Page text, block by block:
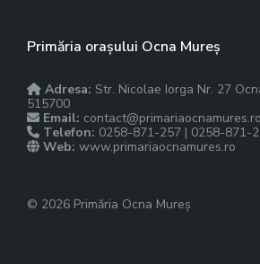
Primăria orașului Ocna Mureș
Adresa: Str. Nicolae Iorga Nr. 27
515700
Email: contact@primariaocnamures.ro
Telefon: 0258-871-257 | 0258-871-
Web: www.primariaocnamures.ro
© 2026 Primăria Ocna Mureș